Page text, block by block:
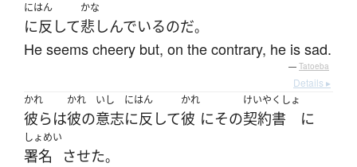
にはん
に反して
かな
悲しんでいるのだ。
He seems cheery but, on the contrary, he is sad.
— Tatoeba
Details ▸
かれ
彼らは
かれ
彼の
いし
意志
にはん
に反して
かれ
彼 にその
けいやくしょ
契約書 に
しょめい
署名 させた。